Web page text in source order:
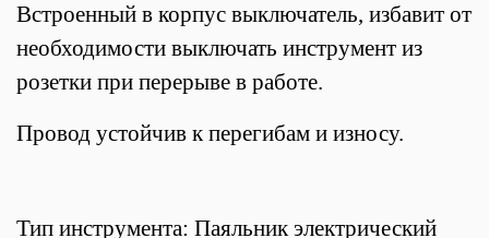
Встроенный в корпус выключатель, избавит от
необходимости выключать инструмент из
розетки при перерыве в работе.
Провод устойчив к перегибам и износу.
Тип инструмента: Паяльник электрический